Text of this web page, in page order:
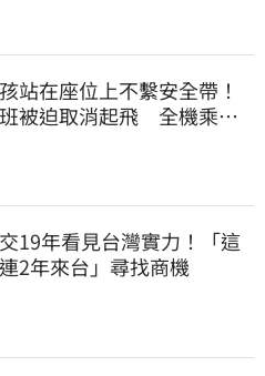
站在座位上不繫安全帶！
被迫取消起飛 全機乘客
19年看見台灣實力！「這
2年來台」尋找商機